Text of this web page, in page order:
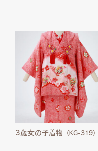
3歳女の子着物 （KG-319）